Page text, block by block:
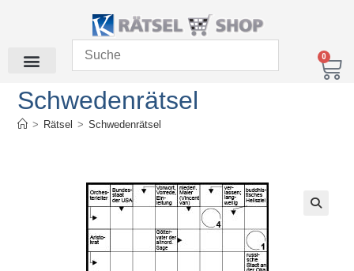
0
Schwedenrätsel
> Rätsel > Schwedenrätsel